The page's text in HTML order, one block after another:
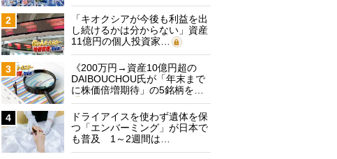
2
「キオクシアが今後も利益を出
し続けるかは分からない」資産
11億円の個人投資家…
3
《200万円→資産10億円超の
DAIBOUCHOU氏が「年末まで
に株価倍増期待」の5銘柄を…
4
ドライアイスを使わず遺体を保
つ「エンバーミング」が日本で
も普及 1～2週間は…